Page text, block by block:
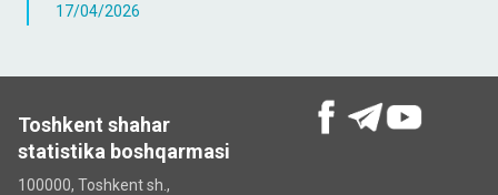
17/04/2026
Toshkent shahar
statistika boshqarmasi
100000, Toshkent sh.,